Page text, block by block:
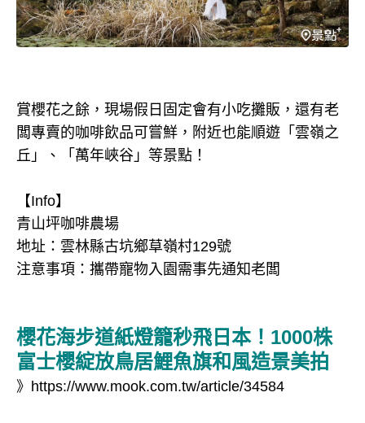
賞櫻花之餘，現場假日固定會有小吃攤販，還有老
闆專賣的咖啡飲品可嘗鮮，附近也能順遊「雲嶺之
丘」、「萬年峽谷」等景點！
【Info】
青山坪咖啡農場
地址：雲林縣古坑鄉草嶺村129號
注意事項：攜帶寵物入園需事先通知老闆
櫻花海步道紙燈籠秒飛日本！1000株
富士櫻綻放鳥居鯉魚旗和風造景美拍
》 https://www.mook.com.tw/article/34584